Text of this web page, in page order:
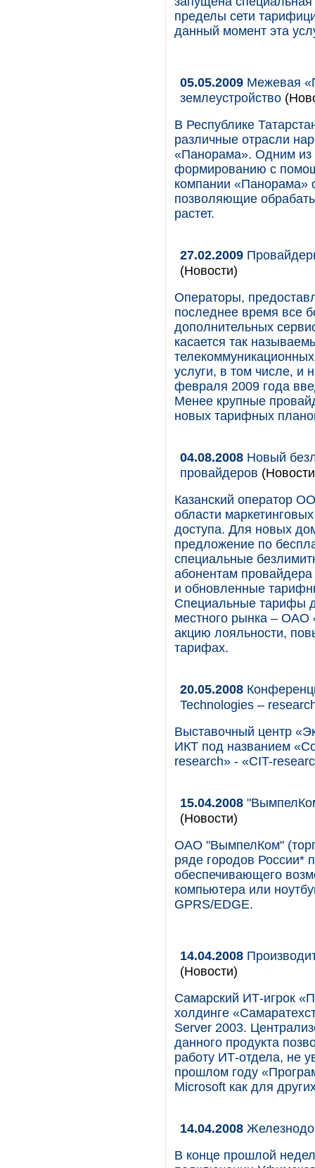
пределы сети
данный момент эта
05.05.2009 Межевая
землеустройство
В Республике
различные отрасли
«Панорама». Одним из
формированию с
компании «Панорама»
позволяющие
растет.
27.02.2009
(Новости)
Операторы,
последнее время все
дополнительных
касается так
услуги, в том числе, и
февраля 2009 года
Менее крупные
новых тарифных
04.08.2008 Новый
провайдеров
Казанский оператор
области
доступа. Для новых
предложение по
специальные
абонентам
и обновленные
Специальные тарифы
местного рынка – ОАО
акцию лояльности,
тарифах.
20.05.2008
Technologies –
Выставочный центр
ИКТ под названием
research» - «СIT-
15.04.2008
(Новости)
ОАО "ВымпелКом"
ряде городов России*
обеспечивающего
компьютера или
GPRS/EDGE.
14.04.2008
(Новости)
Самарский ИТ-игрок
холдинге
Server 2003.
данного продукта
работу ИТ-отдела, не
прошлом году
Microsoft как для
14.04.2008
В конце прошлой